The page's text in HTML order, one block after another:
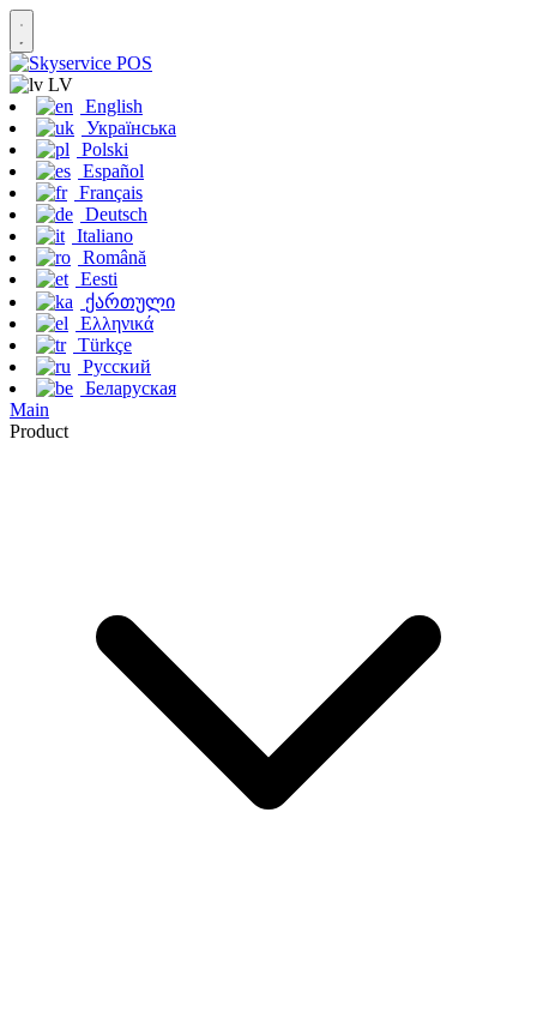
LV
English
Українська
Polski
Español
Français
Deutsch
Italiano
Română
Eesti
ქართული
Ελληνικά
Türkçe
Русский
Беларуская
Main
Product